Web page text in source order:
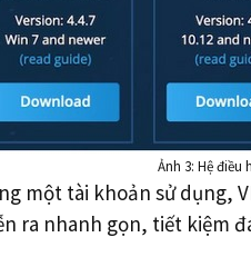
Ảnh 3: Hệ điều
một tài khoản sử dụng,
ra nhanh gọn, tiết kiệm